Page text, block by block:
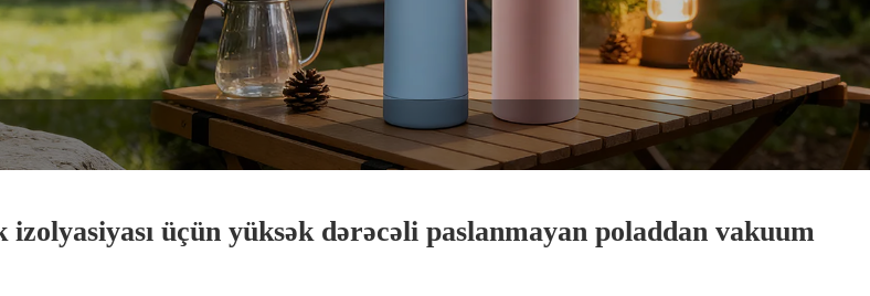
üçün yüksək dərəcəli paslanmayan poladdan vakuum